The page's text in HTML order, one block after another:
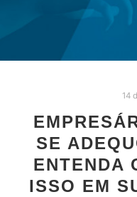
14
SE
ENTENDA
ISSO EM